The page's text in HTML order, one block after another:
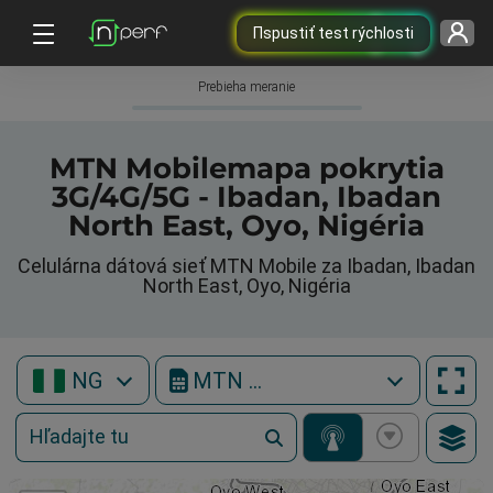
Пspustiť test rýchlosti
Prebieha meranie
MTN Mobilemapa pokrytia
3G/4G/5G - Ibadan, Ibadan
North East, Oyo, Nigéria
Celulárna dátová sieť MTN Mobile za Ibadan, Ibadan
North East, Oyo, Nigéria
NG MTN Mobile